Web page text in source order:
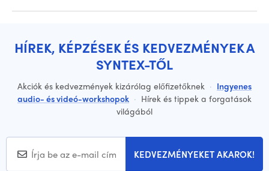
HÍREK, KÉPZÉSEK ÉS KEDVEZMÉNYEK A
SYNTEX-TŐL
Akciók és kedvezmények kizárólag előfizetőknek · Ingyenes
audio- és videó-workshopok · Hírek és tippek a forgatások
világából
KEDVEZMÉNYEKET AKAROK!